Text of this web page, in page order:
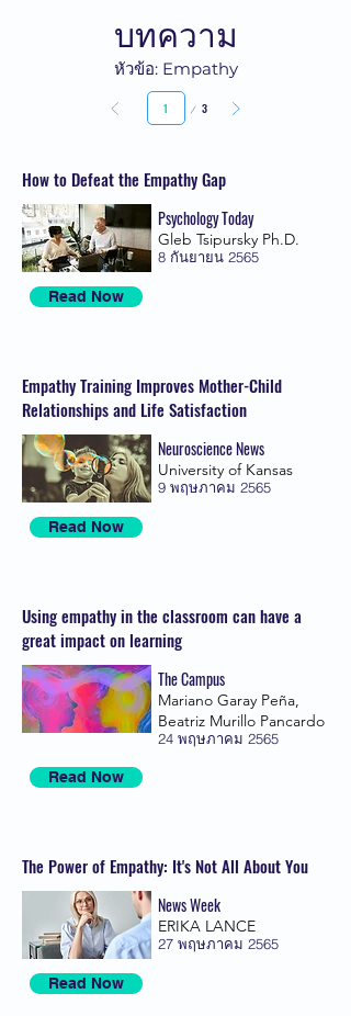
บทความ
หัวข้อ: Empathy
3
หน้า
How to Defeat the Empathy Gap
Psychology Today
Gleb Tsipursky Ph.D.
8 กันยายน 2565
Read Now
Empathy Training Improves Mother-Child
Relationships and Life Satisfaction
Neuroscience News
University of Kansas
9 พฤษภาคม 2565
Read Now
Using empathy in the classroom can have a
great impact on learning
The Campus
Mariano Garay Peña,
Beatriz Murillo Pancardo
24 พฤษภาคม 2565
Read Now
The Power of Empathy: It's Not All About You
News Week
ERIKA LANCE
27 พฤษภาคม 2565
Read Now